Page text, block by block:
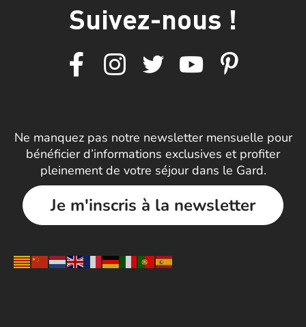
Suivez-nous !
Ne manquez pas notre newsletter mensuelle pour
bénéficier d’informations exclusives et profiter
pleinement de votre séjour dans le Gard.
Je m'inscris à la newsletter